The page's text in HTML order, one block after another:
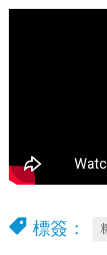
標簽：